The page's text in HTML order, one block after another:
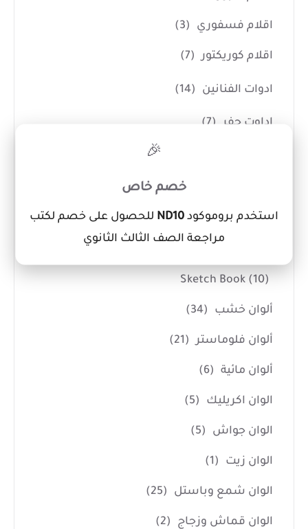
اقلام فسفوري (3)
اقلام كوريكتور (7)
ادوات الفنانين (14)
اداوت حفر (7)
كانفس (3)
Sketch Book (10)
ألوان خشب (34)
ألوان فلوماستر (21)
ألوان مائية (6)
الوان اكريليك (5)
الوان جواش (5)
الوان زيت (1)
الوان شمع وباستل (25)
الوان قماش وزجاج (2)
🎉
خصم خاص
استخدم بروموكود ND10 للحصول على خصم لكتب
مراجعة الصف الثالث الثانوي